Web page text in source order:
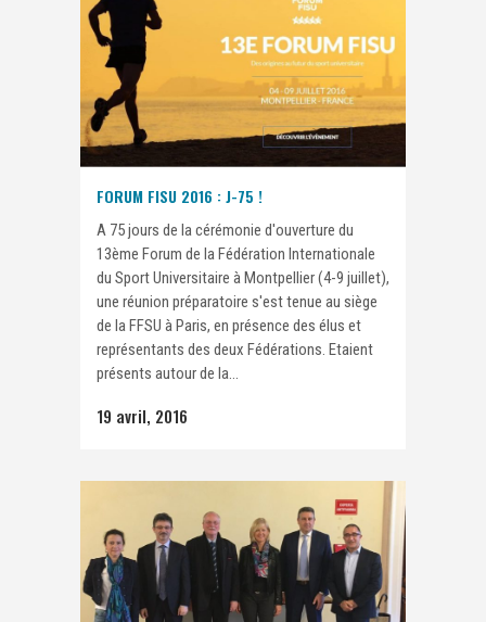
FORUM FISU 2016 : J-75 !
A 75 jours de la cérémonie d'ouverture du
13ème Forum de la Fédération Internationale
du Sport Universitaire à Montpellier (4-9 juillet),
une réunion préparatoire s'est tenue au siège
de la FFSU à Paris, en présence des élus et
représentants des deux Fédérations. Etaient
présents autour de la...
19 avril, 2016